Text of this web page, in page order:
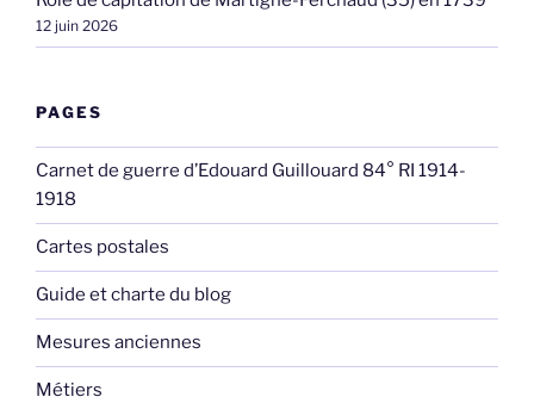
12 juin 2026
PAGES
Carnet de guerre d’Edouard Guillouard 84° RI 1914-
1918
Cartes postales
Guide et charte du blog
Mesures anciennes
Métiers